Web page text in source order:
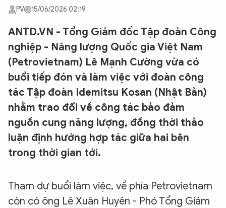
PV 15/06/2026 02:19
ANTD.VN - Tổng Giám đốc Tập đoàn Công
nghiệp - Năng lượng Quốc gia Việt Nam
(Petrovietnam) Lê Mạnh Cường vừa có
buổi tiếp đón và làm việc với đoàn công
tác Tập đoàn Idemitsu Kosan (Nhật Bản)
nhằm trao đổi về công tác bảo đảm
nguồn cung năng lượng, đồng thời thảo
luận định hướng hợp tác giữa hai bên
trong thời gian tới.
Tham dự buổi làm việc, về phía Petrovietnam
còn có ông Lê Xuân Huyên - Phó Tổng Giám